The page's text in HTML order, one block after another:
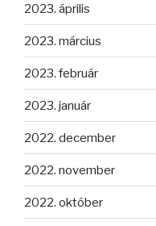
2023. április
2023. március
2023. február
2023. január
2022. december
2022. november
2022. október